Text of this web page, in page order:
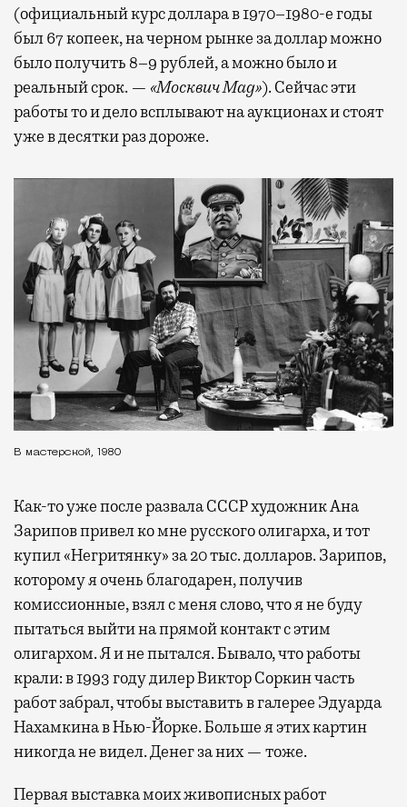
(официальный курс доллара в 1970–1980-е годы
был 67 копеек, на черном рынке за доллар можно
было получить 8–9 рублей, а можно было и
реальный срок. — «МосквичMag»). Сейчас эти
работы то и дело всплывают на аукционах и стоят
уже в десятки раз дороже.
В мастерской, 1980
Как-то уже после развала СССР художник Ана
Зарипов привел ко мне русского олигарха, и тот
купил «Негритянку» за 20 тыс. долларов. Зарипов,
которому я очень благодарен, получив
комиссионные, взял с меня слово, что я не буду
пытаться выйти на прямой контакт с этим
олигархом. Я и не пытался. Бывало, что работы
крали: в 1993 году дилер Виктор Соркин часть
работ забрал, чтобы выставить в галерее Эдуарда
Нахамкина в Нью-Йорке. Больше я этих картин
никогда не видел. Денег за них — тоже.
Первая выставка моих живописных работ